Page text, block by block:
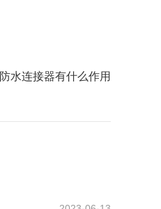
防水连接器有什么作用